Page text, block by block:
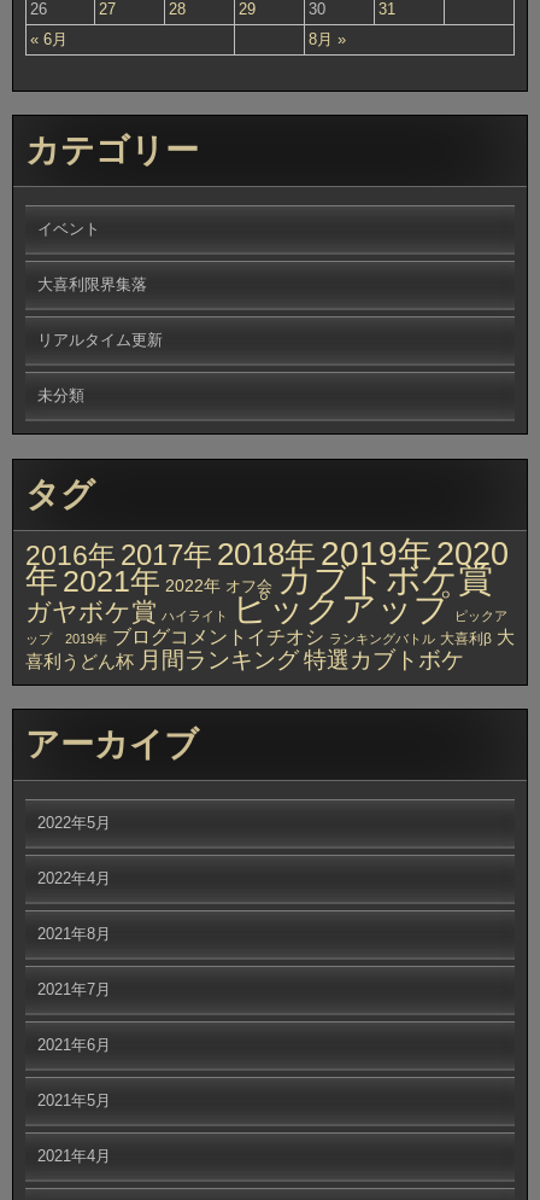
« 6月 8月 »
26 27 28 29 30 31
カテゴリー
イベント
大喜利限界集落
リアルタイム更新
未分類
タグ
2016年 2017年 2018年 2019年2020
年 2021年 2022年 オフ会 カブトボケ賞
ガヤボケ賞 ハイライト ピックアップ ピックア
ップ 2019年 ブログコメントイチオシ ランキングバトル 大喜利β 大
喜利うどん杯 月間ランキング特選カブトボケ
アーカイブ
2022年5月
2022年4月
2021年8月
2021年7月
2021年6月
2021年5月
2021年4月